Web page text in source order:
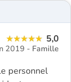
5,0
2019 - Famille
personnel